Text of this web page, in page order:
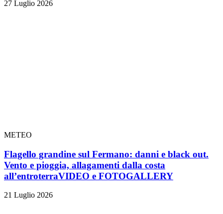
27 Luglio 2026
METEO
Flagello grandine sul Fermano: danni e black out.
Vento e pioggia, allagamenti dalla costa
all’entroterraVIDEO e FOTOGALLERY
21 Luglio 2026